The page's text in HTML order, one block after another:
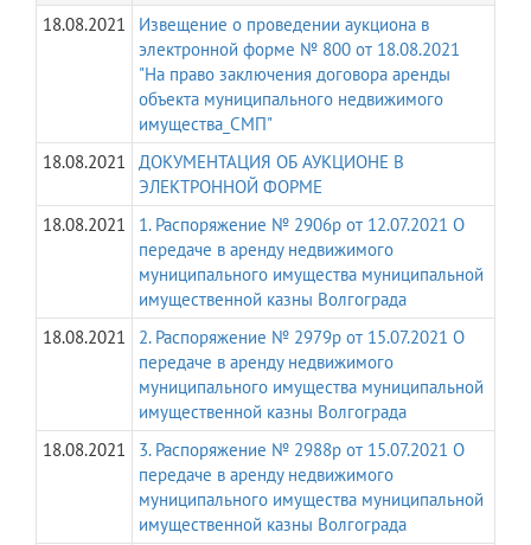
18.08.2021
Извещение о проведении аукциона в
электронной форме № 800 от 18.08.2021
"На право заключения договора аренды
объекта муниципального недвижимого
имущества_СМП"
18.08.2021
ДОКУМЕНТАЦИЯ ОБ АУКЦИОНЕ В
ЭЛЕКТРОННОЙ ФОРМЕ
18.08.2021
1. Распоряжение № 2906р от 12.07.2021 О
передаче в аренду недвижимого
муниципального имущества муниципальной
имущественной казны Волгограда
18.08.2021
2. Распоряжение № 2979р от 15.07.2021 О
передаче в аренду недвижимого
муниципального имущества муниципальной
имущественной казны Волгограда
18.08.2021
3. Распоряжение № 2988р от 15.07.2021 О
передаче в аренду недвижимого
муниципального имущества муниципальной
имущественной казны Волгограда